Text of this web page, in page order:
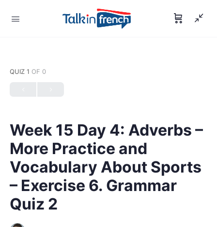
QUIZ 1 OF 0
Week 15 Day 4: Adverbs –
More Practice and
Vocabulary About Sports
– Exercise 6. Grammar
Quiz 2